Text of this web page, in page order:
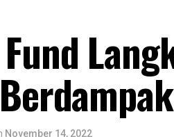
November 14, 2022